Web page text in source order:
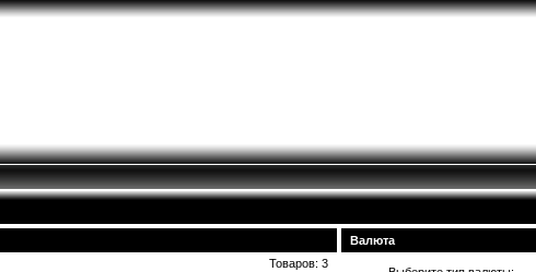
Товаров: 3
Валюта